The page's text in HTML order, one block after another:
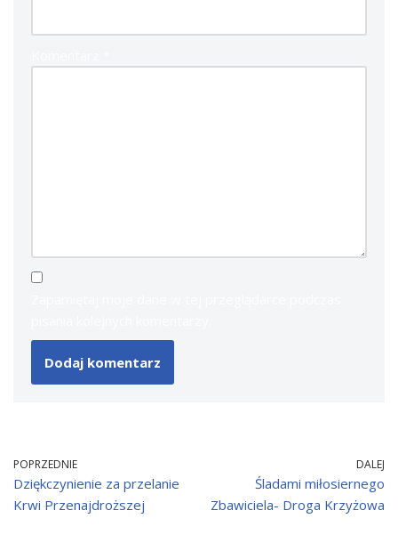
POPRZEDNIE
Dziękczynienie za przelanie
Krwi Przenajdroższej
DALEJ
Śladami miłosiernego
Zbawiciela- Droga Krzyżowa